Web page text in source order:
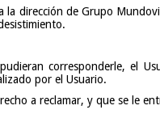
la dirección de Grupo
corresponderle, el
por el Usuario.
a reclamar, y que se le